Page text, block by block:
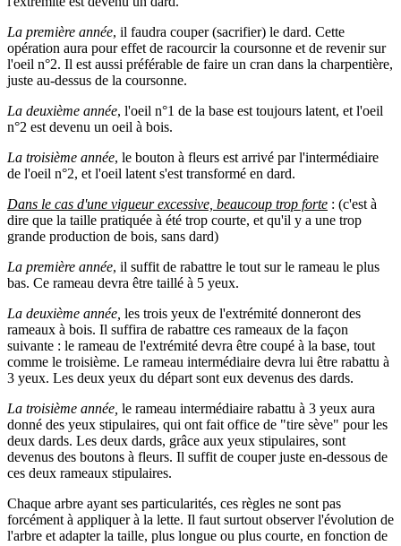
La première année, il faudra couper (sacrifier) le dard. Cette
opération aura pour effet de racourcir la coursonne et de revenir sur
l'oeil n°2. Il est aussi préférable de faire un cran dans la charpentière,
juste au-dessus de la coursonne.
La deuxième année, l'oeil n°1 de la base est toujours latent, et l'oeil
n°2 est devenu un oeil à bois.
La troisième année, le bouton à fleurs est arrivé par l'intermédiaire
de l'oeil n°2, et l'oeil latent s'est transformé en dard.
Dans le cas d'une vigueur excessive, beaucoup trop forte : (c'est à
dire que la taille pratiquée à été trop courte, et qu'il y a une trop
grande production de bois, sans dard)
La première année, il suffit de rabattre le tout sur le rameau le plus
bas. Ce rameau devra être taillé à 5 yeux.
La deuxième année, les trois yeux de l'extrémité donneront des
rameaux à bois. Il suffira de rabattre ces rameaux de la façon
suivante : le rameau de l'extrémité devra être coupé à la base, tout
comme le troisième. Le rameau intermédiaire devra lui être rabattu à
3 yeux. Les deux yeux du départ sont eux devenus des dards.
La troisième année, le rameau intermédiaire rabattu à 3 yeux aura
donné des yeux stipulaires, qui ont fait office de "tire sève" pour les
deux dards. Les deux dards, grâce aux yeux stipulaires, sont
devenus des boutons à fleurs. Il suffit de couper juste en-dessous de
ces deux rameaux stipulaires.
Chaque arbre ayant ses particularités, ces règles ne sont pas
forcément à appliquer à la lette. Il faut surtout observer l'évolution de
l'arbre et adapter la taille, plus longue ou plus courte, en fonction de